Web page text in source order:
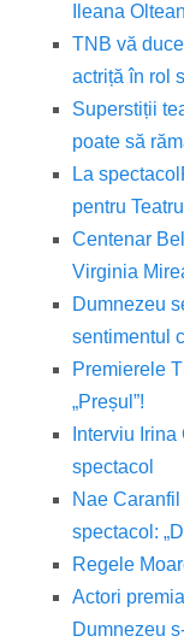
Ileana
TNB vă
actriță în rol
Superstiții
poate să
La spectacol
pentru
Centenar
Virginia
Dumnezeu
sentimentul
Premierele
„Preșul”!
Interviu Irina
spectacol
Nae
spectacol:
Regele
Actori
Dumnezeu